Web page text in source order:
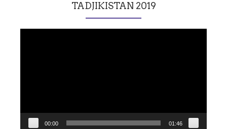
TADJIKISTAN 2019
00:00 01:46